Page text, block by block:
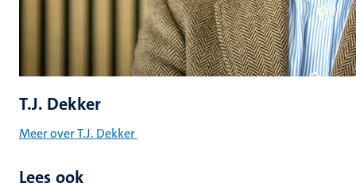
T.J. Dekker
Meer over T.J. Dekker
Lees ook